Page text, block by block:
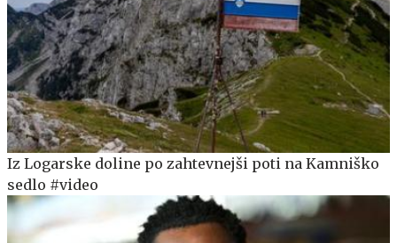
Iz Logarske doline po zahtevnejši poti na Kamniško
sedlo #video